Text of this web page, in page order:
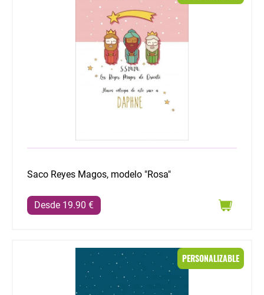
Saco Reyes Magos, modelo "Rosa"
Desde 19.90 €
PERSONALIZABLE
Saco Reyes Magos, modelo "Azul"